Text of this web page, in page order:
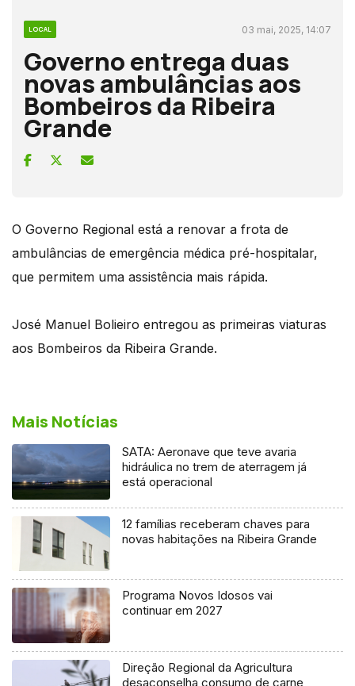
LOCAL 03 mai, 2025, 14:07
Governo entrega duas
novas ambulâncias aos
Bombeiros da Ribeira
Grande
O Governo Regional está a renovar a frota de
ambulâncias de emergência médica pré-hospitalar,
que permitem uma assistência mais rápida.
José Manuel Bolieiro entregou as primeiras viaturas
aos Bombeiros da Ribeira Grande.
Mais Notícias
SATA: Aeronave que teve avaria
hidráulica no trem de aterragem já
está operacional
12 famílias receberam chaves para
novas habitações na Ribeira Grande
Programa Novos Idosos vai
continuar em 2027
Direção Regional da Agricultura
desaconselha consumo de carne